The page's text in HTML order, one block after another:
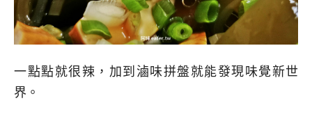
一點點就很辣，加到滷味拼盤就能發現味覺新世
界。